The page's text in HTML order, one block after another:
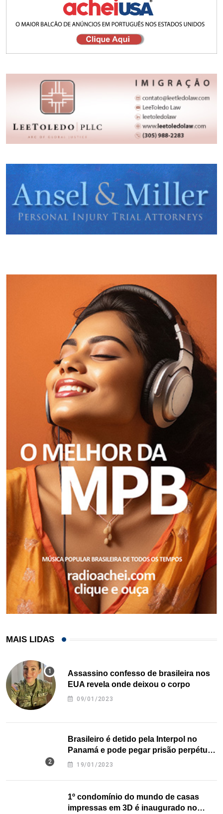
MAIS LIDAS
Assassino confesso de brasileira nos
EUA revela onde deixou o corpo
09/01/2023
Brasileiro é detido pela Interpol no
Panamá e pode pegar prisão perpétua
nos EUA
19/01/2023
1º condomínio do mundo de casas
impressas em 3D é inaugurado no